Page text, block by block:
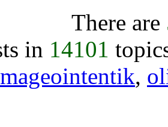
There are
in 14101
,